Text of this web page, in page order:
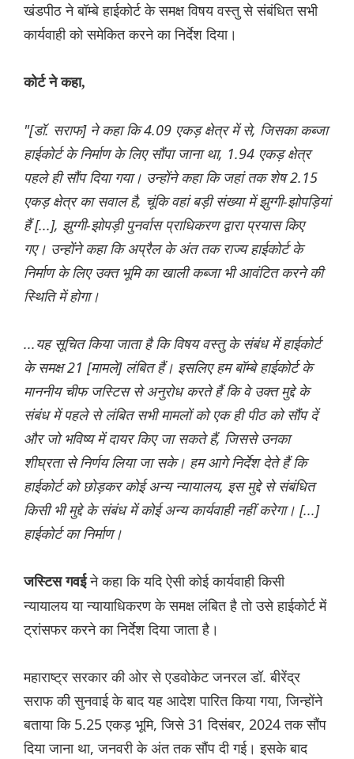
खंडपीठ ने बॉम्बे हाईकोर्ट के समक्ष विषय वस्तु से संबंधित सभी
कार्यवाही को समेकित करने का निर्देश दिया।
कोर्ट ने कहा,
"[डॉ. सराफ] ने कहा कि 4.09 एकड़ क्षेत्र में से, जिसका कब्जा
हाईकोर्ट के निर्माण के लिए सौंपा जाना था, 1.94 एकड़ क्षेत्र
पहले ही सौंप दिया गया। उन्होंने कहा कि जहां तक ​​शेष 2.15
एकड़ क्षेत्र का सवाल है, चूंकि वहां बड़ी संख्या में झुग्गी-झोपड़ियां
हैं [...], झुग्गी-झोपड़ी पुनर्वास प्राधिकरण द्वारा प्रयास किए
गए। उन्होंने कहा कि अप्रैल के अंत तक राज्य हाईकोर्ट के
निर्माण के लिए उक्त भूमि का खाली कब्जा भी आवंटित करने की
स्थिति में होगा।
...यह सूचित किया जाता है कि विषय वस्तु के संबंध में हाईकोर्ट
के समक्ष 21 [मामले] लंबित हैं। इसलिए हम बॉम्बे हाईकोर्ट के
माननीय चीफ जस्टिस से अनुरोध करते हैं कि वे उक्त मुद्दे के
संबंध में पहले से लंबित सभी मामलों को एक ही पीठ को सौंप दें
और जो भविष्य में दायर किए जा सकते हैं, जिससे उनका
शीघ्रता से निर्णय लिया जा सके। हम आगे निर्देश देते हैं कि
हाईकोर्ट को छोड़कर कोई अन्य न्यायालय, इस मुद्दे से संबंधित
किसी भी मुद्दे के संबंध में कोई अन्य कार्यवाही नहीं करेगा। [...]
हाईकोर्ट का निर्माण।
जस्टिस गवईने कहा कि यदि ऐसी कोई कार्यवाही किसी
न्यायालय या न्यायाधिकरण के समक्ष लंबित है तो उसे हाईकोर्ट में
ट्रांसफर करने का निर्देश दिया जाता है।
महाराष्ट्र सरकार की ओर से एडवोकेट जनरल डॉ. बीरेंद्र
सराफ की सुनवाई के बाद यह आदेश पारित किया गया, जिन्होंने
बताया कि 5.25 एकड़ भूमि, जिसे 31 दिसंबर, 2024 तक सौंप
दिया जाना था, जनवरी के अंत तक सौंप दी गई। इसके बाद